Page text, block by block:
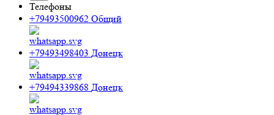
Телефоны
+79493500962 Общий
+79493498403 Донецк
+79494339868 Донецк